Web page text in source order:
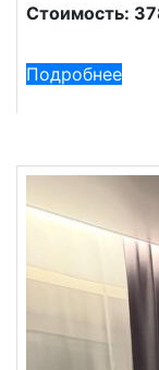
Стоимость:
Подробнее